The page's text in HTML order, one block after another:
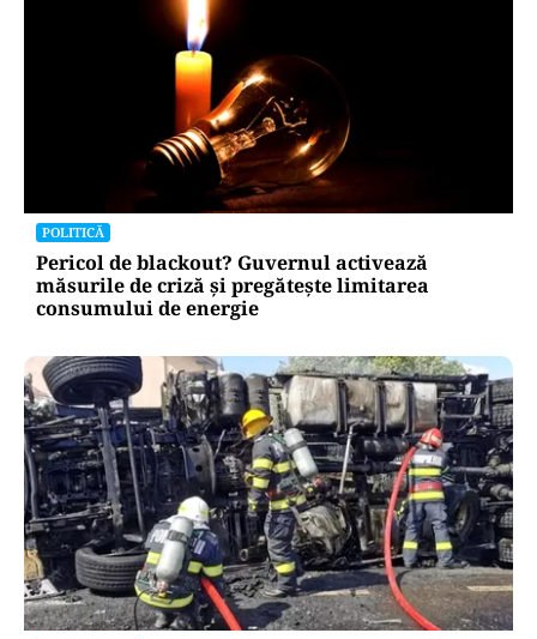
POLITICĂ
Pericol de blackout? Guvernul activează
măsurile de criză și pregătește limitarea
consumului de energie